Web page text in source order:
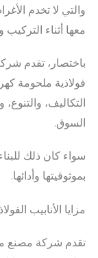
والتي لا تخدم
معها أثناء التركيب
باختصار، تقدم
التكاليف، والتنوع،
السوق.
سواء كان ذلك
بموثوقيتها وأدائها.
مزايا الأنابيب
تقدم شركة مصنع